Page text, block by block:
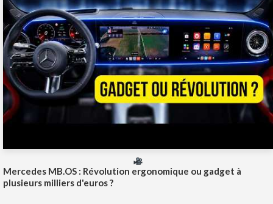
Mercedes MB.OS : Révolution ergonomique ou gadget à
plusieurs milliers d'euros ?